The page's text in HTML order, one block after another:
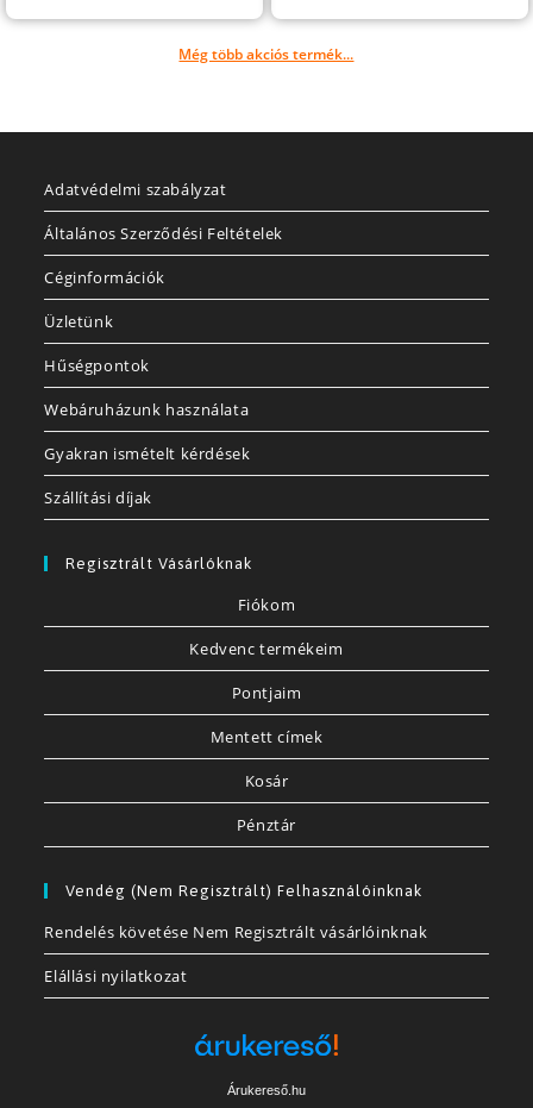
Még több akciós termék...
Adatvédelmi szabályzat
Általános Szerződési Feltételek
Céginformációk
Üzletünk
Hűségpontok
Webáruházunk használata
Gyakran ismételt kérdések
Szállítási díjak
Regisztrált Vásárlóknak
Fiókom
Kedvenc termékeim
Pontjaim
Mentett címek
Kosár
Pénztár
Vendég (nem Regisztrált) Felhasználóinknak
Rendelés követése Nem Regisztrált vásárlóinknak
Elállási nyilatkozat
Árukereső.hu